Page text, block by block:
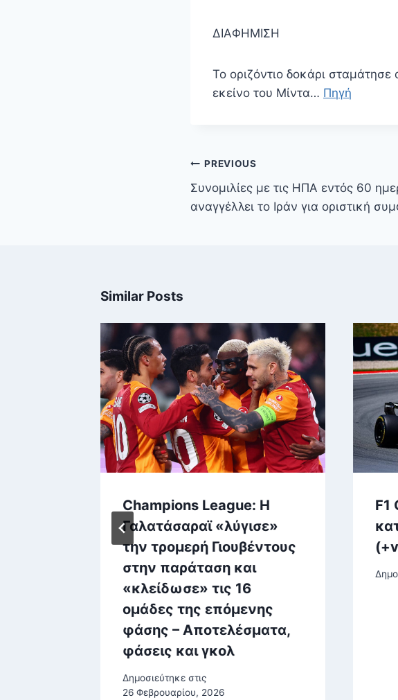
ΔΙΑΦΗΜΙΣΗ
Το οριζόντιο δοκάρι
εκείνο του Μίντα… Πηγή
Πλοήγηση
άρθρων
PREVIOUS
Συνομιλίες με τις ΗΠΑ εντός 60
αναγγέλλει το Ιράν για οριστική
Similar Posts
Champions League: Η
Γαλατάσαραϊ «λύγισε»
την τρομερή Γιουβέντους
στην παράταση και
«κλείδωσε» τις 16
ομάδες της επόμενης
φάσης – Αποτελέσματα,
φάσεις και γκολ
Δημοσιεύτηκε στις
26 Φεβρουαρίου, 2026
F1